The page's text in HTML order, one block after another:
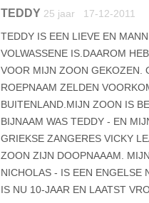
TEDDY 25 jaar 17-12-2011
TEDDY IS EEN LIEVE EN
VOLWASSENE IS.DAAROM
VOOR MIJN ZOON GEKOZEN.
ROEPNAAM ZELDEN
BUITENLAND.MIJN ZOON IS
BIJNAAM WAS TEDDY - EN
GRIEKSE ZANGERES VICKY
ZOON ZIJN DOOPNAAAM.
NICHOLAS - IS EEN ENGELSE
IS NU 10-JAAR EN LAATST